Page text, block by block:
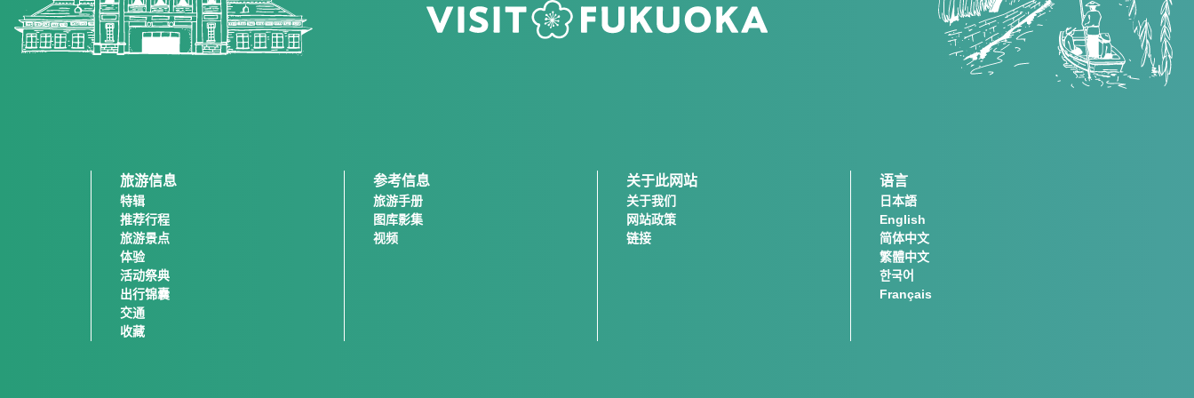
旅游信息
特辑
推荐行程
旅游景点
体验
活动祭典
出行锦囊
交通
收藏
参考信息
旅游手册
图库影集
视频
关于此网站
关于我们
网站政策
链接
语言
日本語
English
简体中文
繁體中文
한국어
Français